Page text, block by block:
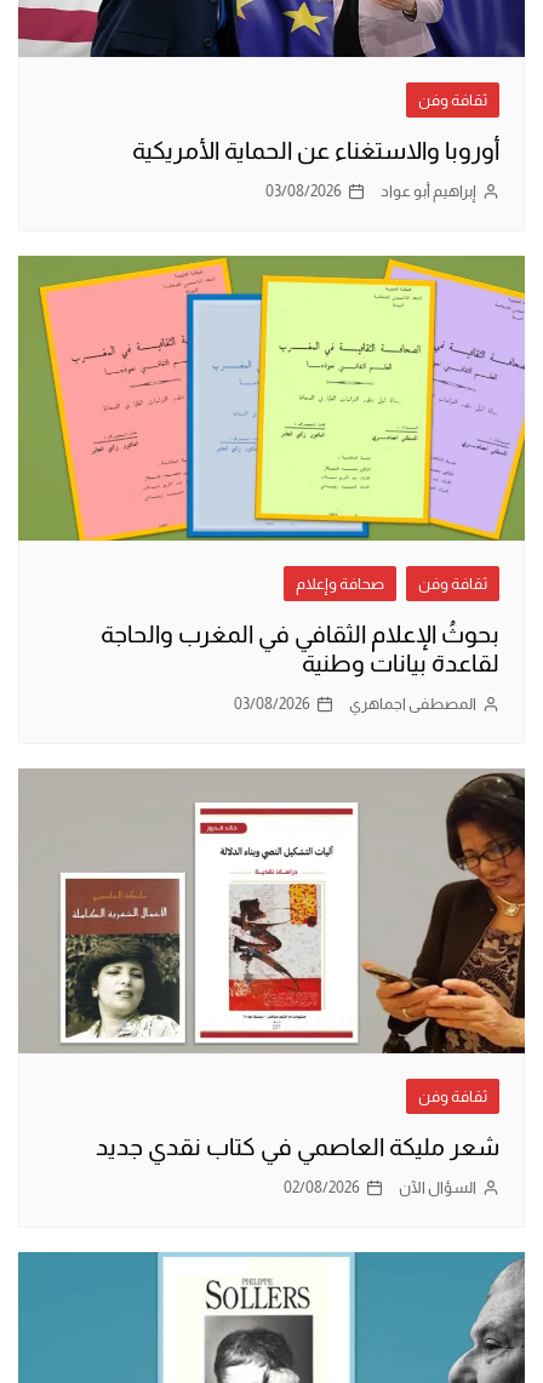
ثقافة وفن
أوروبا والاستغناء عن الحماية الأمريكية
إبراهيم أبو عواد 03/08/2026
ثقافة وفن صحافة وإعلام
بحوثُ الإعلام الثقافي في المغرب والحاجة
لقاعدة بيانات وطنية
المصطفى اجماهري 03/08/2026
ثقافة وفن
شعر مليكة العاصمي في كتاب نقدي جديد
السؤال الآن 02/08/2026